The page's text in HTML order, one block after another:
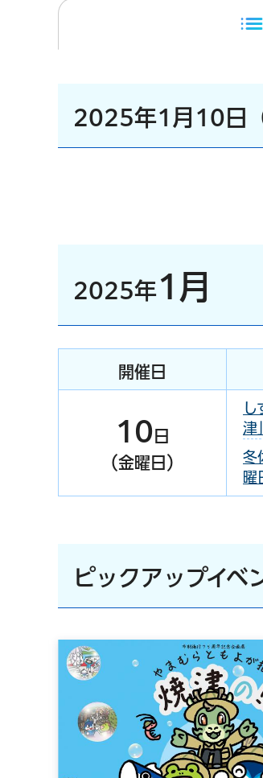
2025年1月10日
2025年1月
開催日
10 日
（金曜日）
し
津
冬
曜
ピックアップイベ